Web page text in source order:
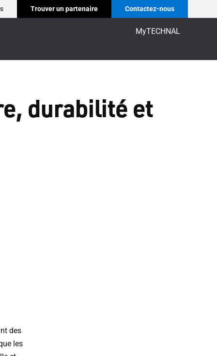
Trouver un partenaire Contactez-nous
MyTECHNAL
durabilité et
des
les